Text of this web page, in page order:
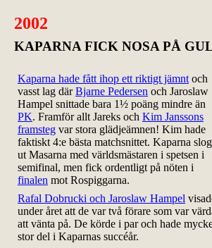
2002
KAPARNA FICK NOSA PÅ
Kaparna hade fått ihop ett riktigt jämnt och
vasst lag därBjarne Pedersen och Jaroslaw
Hampel snittade bara 1½ poäng mindre än
PK. Framför allt Jareks och Kim Janssons
framsteg var stora glädjeämnen! Kim hade
faktiskt 4:e bästa matchsnittet. Kaparna slog
ut Masarna med världsmästaren i spetsen i
semifinal, men fick ordentligt på nöten i
finalen mot Rospiggarna.
Rafal Dobrucki och Jaroslaw Hampel
under året att de var två förare som var
att vänta på. De körde i par och hade
stor del i Kaparnas succéår.